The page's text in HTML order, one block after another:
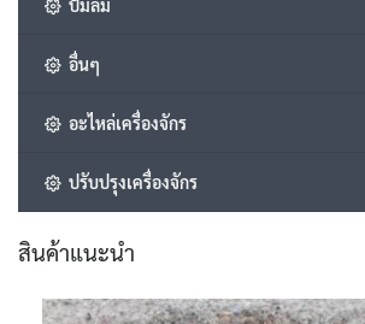
อื่นๆ
อะไหล่เครื่องจักร
ปรับปรุงเครื่องจักร
สินค้าแนะนำ